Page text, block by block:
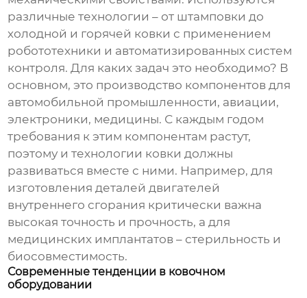
различные технологии – от штамповки до
холодной и горячей ковки с применением
робототехники и автоматизированных систем
контроля. Для каких задач это необходимо? В
основном, это производство компонентов для
автомобильной промышленности, авиации,
электроники, медицины. С каждым годом
требования к этим компонентам растут,
поэтому и технологии ковки должны
развиваться вместе с ними. Например, для
изготовления деталей двигателей
внутреннего сгорания критически важна
высокая точность и прочность, а для
медицинских имплантатов – стерильность и
биосовместимость.
Современные тенденции в ковочном
оборудовании